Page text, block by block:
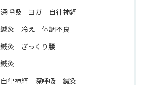
深呼吸 ヨガ 自律神経
鍼灸 冷え 体調不良
鍼灸 ぎっくり腰
鍼灸
自律神経 深呼吸 鍼灸